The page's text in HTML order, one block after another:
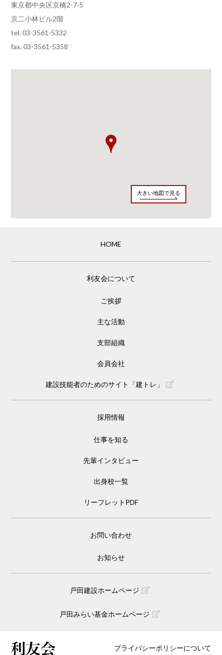
東京都中央区京橋2-7-5
京二小林ビル2階
tel. 03-3561-5332
fax. 03-3561-5358
大きい地図で見る
HOME
利友会について
ご挨拶
主な活動
支部組織
会員会社
建設技能者のためのサイト「建トレ」
採用情報
仕事を知る
先輩インタビュー
出身校一覧
リーフレットPDF
お問い合わせ
お知らせ
戸田建設ホームページ
戸田みらい基金ホームページ
プライバシーポリシーについて